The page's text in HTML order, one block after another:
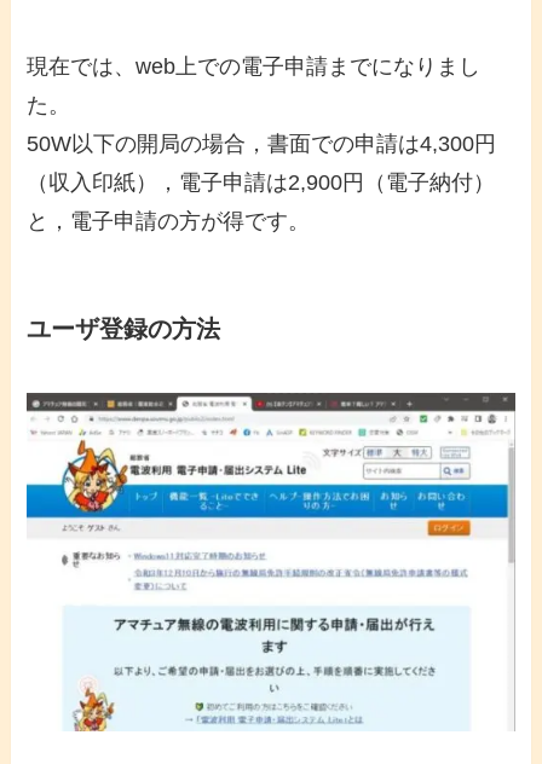
現在では、web上での電子申請までになりまし
た。
50W以下の開局の場合，書面での申請は4,300円
（収入印紙），電子申請は2,900円（電子納付）
と，電子申請の方が得です。
ユーザ登録の方法